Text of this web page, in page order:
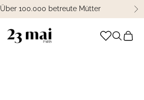
Über 100.000 betreute Mütter
23 Mai Paris Suche